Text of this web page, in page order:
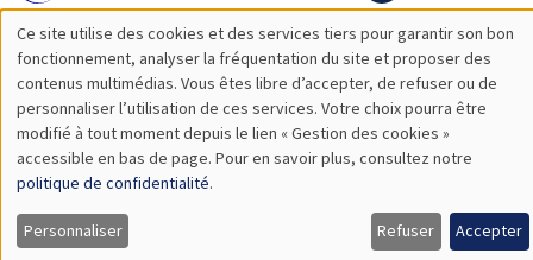
Utilisation
des
données
personnelles
et
Ce site utilise des cookies et des services tiers pour garantir son bon
fonctionnement, analyser la fréquentation du site et proposer des
contenus multimédias. Vous êtes libre d’accepter, de refuser ou de
personnaliser l’utilisation de ces services. Votre choix pourra être
modifié à tout moment depuis le lien « Gestion des cookies »
accessible en bas de page. Pour en savoir plus, consultez notre
politique de confidentialité.
Personnaliser Refuser Accepter